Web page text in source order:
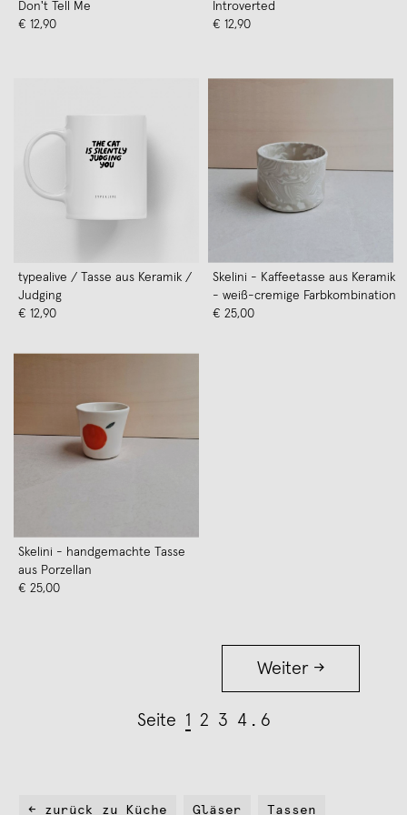
Don't Tell Me
€ 12,90
Introverted
€ 12,90
typealive / Tasse aus Keramik /
Judging
€ 12,90
Skelini - Kaffeetasse aus Keramik
- weiß-cremige Farbkombination
€ 25,00
Skelini - handgemachte Tasse
aus Porzellan
€ 25,00
Weiter →
Seite 1 2 3 4 6
← zurück zu Küche Gläser Tassen